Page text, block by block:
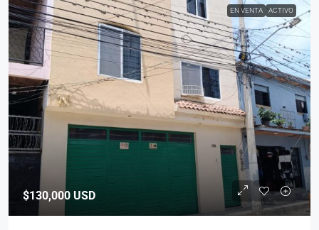
EN VENTA ACTIVO
$130,000 USD